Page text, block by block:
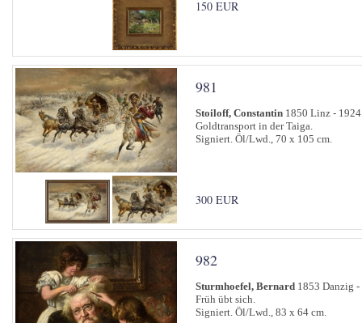
150 EUR
981
Stoiloff, Constantin 1850 Linz -
Goldtransport in der Taiga.
Signiert. Öl/Lwd., 70 x 105 cm.
300 EUR
982
Sturmhoefel, Bernard 1853 Danzig
Früh übt sich.
Signiert. Öl/Lwd., 83 x 64 cm.